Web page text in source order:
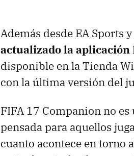
Además desde EA Sports
actualizado la aplicación
disponible en la Tienda
con la última versión del
FIFA 17 Companion no
pensada para aquellos
cuanto acontece en torno